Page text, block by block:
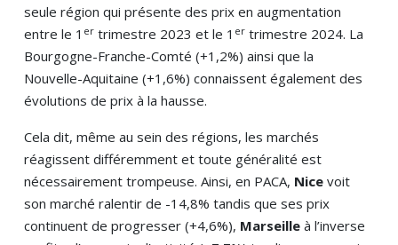
seule région qui présente des prix en augmentation
entre le 1 er trimestre 2023 et le 1 er trimestre 2024. La
Bourgogne-Franche-Comté (+1,2%) ainsi que la
Nouvelle-Aquitaine (+1,6%) connaissent également des
évolutions de prix à la hausse.
Cela dit, même au sein des régions, les marchés
réagissent différemment et toute généralité est
nécessairement trompeuse. Ainsi, en PACA, Nice voit
son marché ralentir de -14,8% tandis que ses prix
continuent de progresser (+4,6%), Marseille à l’inverse